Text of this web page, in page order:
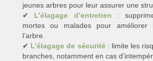
jeunes arbres pour leur assurer une
✔ L’élagage d’entretien :
mortes ou malades pour améliorer
l’arbre.
✔ L’élagage de sécurité: limite les
branches, notamment en cas